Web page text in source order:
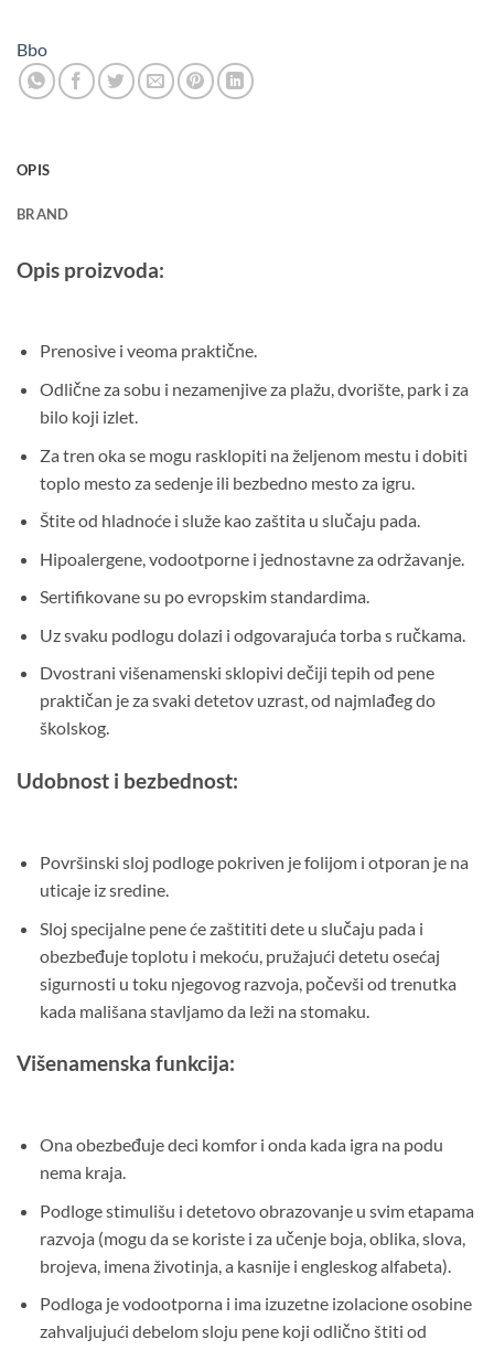
Bbo
OPIS
BRAND
Opis proizvoda:
Prenosive i veoma praktične.
Odlične za sobu i nezamenjive za plažu, dvorište, park i za
bilo koji izlet.
Za tren oka se mogu rasklopiti na željenom mestu i dobiti
toplo mesto za sedenje ili bezbedno mesto za igru.
Štite od hladnoće i služe kao zaštita u slučaju pada.
Hipoalergene, vodootporne i jednostavne za održavanje.
Sertifikovane su po evropskim standardima.
Uz svaku podlogu dolazi i odgovarajuća torba s ručkama.
Dvostrani višenamenski sklopivi dečiji tepih od pene
praktičan je za svaki detetov uzrast, od najmlađeg do
školskog.
Udobnost i bezbednost:
Površinski sloj podloge pokriven je folijom i otporan je na
uticaje iz sredine.
Sloj specijalne pene će zaštititi dete u slučaju pada i
obezbeđuje toplotu i mekoću, pružajući detetu osećaj
sigurnosti u toku njegovog razvoja, počevši od trenutka
kada mališana stavljamo da leži na stomaku.
Višenamenska funkcija:
Ona obezbeđuje deci komfor i onda kada igra na podu
nema kraja.
Podloge stimulišu i detetovo obrazovanje u svim etapama
razvoja (mogu da se koriste i za učenje boja, oblika, slova,
brojeva, imena životinja, a kasnije i engleskog alfabeta).
Podloga je vodootporna i ima izuzetne izolacione osobine
zahvaljujući debelom sloju pene koji odlično štiti od